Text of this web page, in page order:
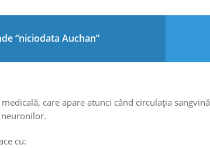
“niciodata Auchan”
care apare atunci când circulația sangvină
cu: